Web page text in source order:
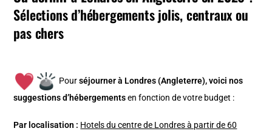
Sélections d’hébergements jolis, centraux ou
pas chers
Pourséjourner à Londres (Angleterre), voici nos
suggestions d’hébergements en fonction de votre budget :
Par localisation : Hotels du centre de Londres à partir de 60